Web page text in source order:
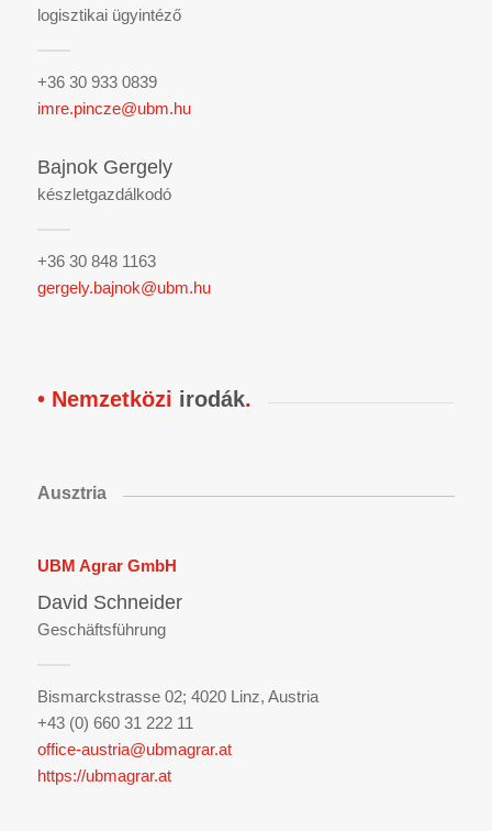
logisztikai ügyintéző
+36 30 933 0839
imre.pincze@ubm.hu
Bajnok Gergely
készletgazdálkodó
+36 30 848 1163
gergely.bajnok@ubm.hu
• Nemzetközi irodák.
Ausztria
UBM Agrar GmbH
David Schneider
Geschäftsführung
Bismarckstrasse 02; 4020 Linz, Austria
+43 (0) 660 31 222 11
office-austria@ubmagrar.at
https://ubmagrar.at